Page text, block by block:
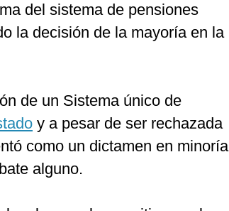
del sistema de pensiones
la decisión de la mayoría en la
de un Sistema único de
y a pesar de ser rechazada
como un dictamen en minoría
alguno.